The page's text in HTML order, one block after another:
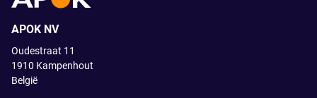
APOK NV
Oudestraat 11
1910 Kampenhout
België